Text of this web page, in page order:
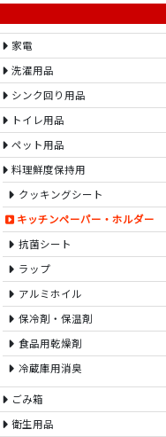
家電
洗濯用品
シンク回り用品
トイレ用品
ペット用品
料理鮮度保持用
クッキングシート
キッチンペーパー・ホルダー
抗菌シート
ラップ
アルミホイル
保冷剤・保温剤
食品用乾燥剤
冷蔵庫用消臭
ごみ箱
衛生用品